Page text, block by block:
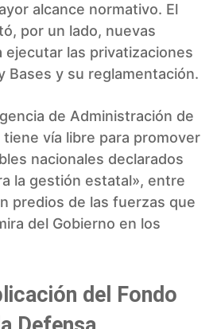
alcance normativo. El
por un lado, nuevas
ejecutar las privatizaciones
Bases y su reglamentación.
de Administración de
vía libre para promover
nacionales declarados
la gestión estatal», entre
predios de las fuerzas que
del Gobierno en los
del Fondo